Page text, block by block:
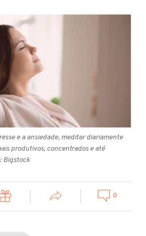
e a ansiedade, meditar diariamente
produtivos, concentrados e até
Bigstock
0